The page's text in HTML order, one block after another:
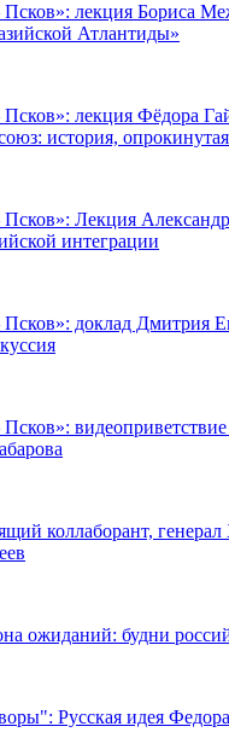
Псков»: лекция Бориса
Атлантиды»
Псков»: лекция Фёдора
история,
Псков»: Лекция
интеграции
Псков»: доклад Дмитрия
видеоприветствие
коллаборант,
ожиданий: будни
Русская идея